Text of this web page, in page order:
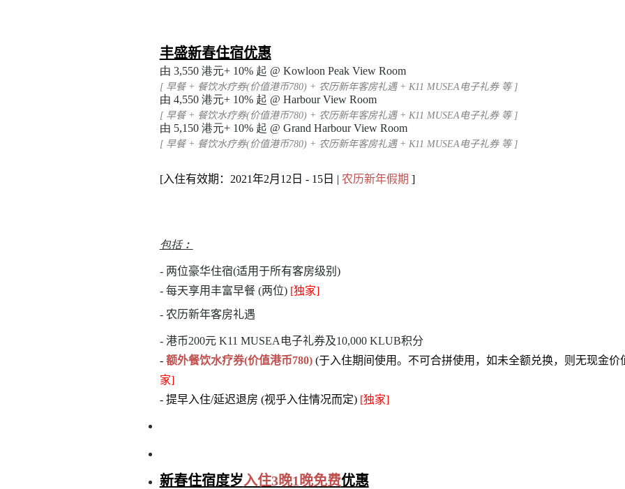
丰盛新春住宿优惠
由 3,550 港元+ 10% 起 @ Kowloon Peak View Room
[ 早餐 + 餐饮水疗券(价值港币780) + 农历新年客房礼遇 + K11 MUSEA电子礼券 等 ]
由 4,550 港元+ 10% 起 @ Harbour View Room
[ 早餐 + 餐饮水疗券(价值港币780) + 农历新年客房礼遇 + K11 MUSEA电子礼券 等 ]
由 5,150 港元+ 10% 起 @ Grand Harbour View Room
[ 早餐 + 餐饮水疗券(价值港币780) + 农历新年客房礼遇 + K11 MUSEA电子礼券 等 ]
[入住有效期：2021年2月12日 - 15日 | 农历新年假期 ]
包括︰
- 两位豪华住宿(适用于所有客房级别)
- 每天享用丰富早餐 (两位) [独家]
- 农历新年客房礼遇
- 港币200元 K11 MUSEA电子礼券及10,000 KLUB积分
- 额外餐饮水疗券(价值港币780) (于入住期间使用。不可合拼使用，如未全额兑换，则无现金价
家]
- 提早入住/延迟退房 (视乎入住情况而定) [独家]
新春住宿度岁入住3晚1晚免费优惠